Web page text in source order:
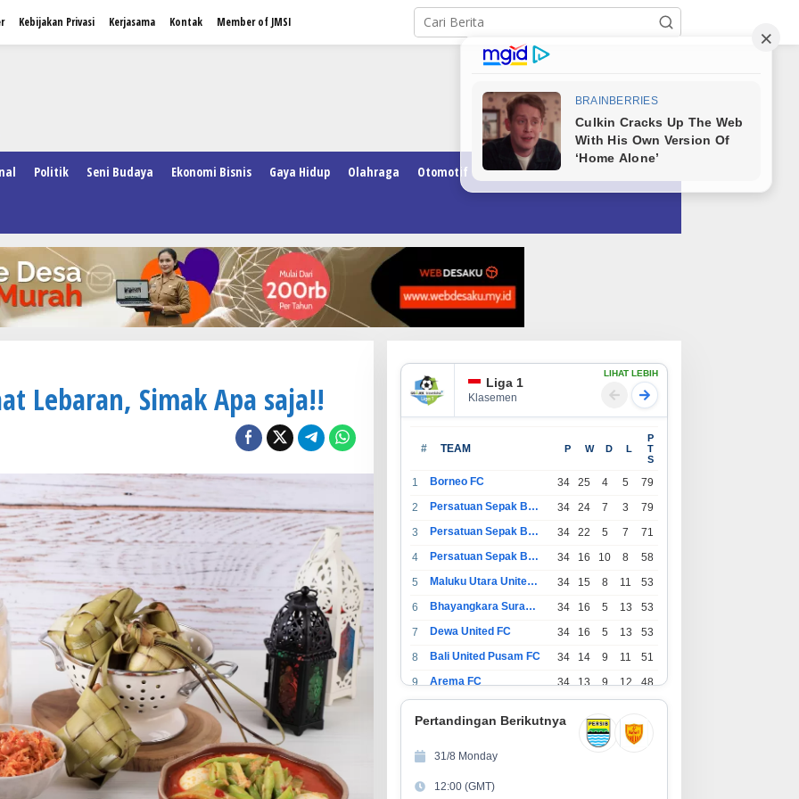
Kebijakan Privasi Kerjasama Kontak Member of JMSI
Politik Seni Budaya Ekonomi Bisnis Gaya Hidup Olahraga Otomotif Pendidikan
Lebaran, Simak Apa saja!! Liga 1
Klasemen
LIHAT LEBIH
# TEAM P W D L
P
T
S
1 Borneo FC 34 25 4 5
79
2
Persatuan Sepak Bola Indonesia Bandung 34 24 7 3
79
3
Persatuan Sepak Bola Indonesia Jakarta 34 22 5 7
71
4
Persatuan Sepak Bola Surabaya 34 16 10 8
58
5
Maluku Utara United FC 34 15 8 11
53
6
Bhayangkara Surabaya United 34 16 5 13
53
7
Dewa United FC 34 16 5 13
53
8
Bali United Pusam FC 34 14 9 11
51
9
Arema FC 34 13 9 12
48
0
1
11 12 11
2
Pertandingan Berikutnya
31/8 Monday
12:00 (GMT)